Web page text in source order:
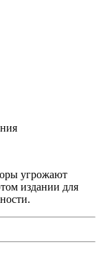
угрожают
издании для